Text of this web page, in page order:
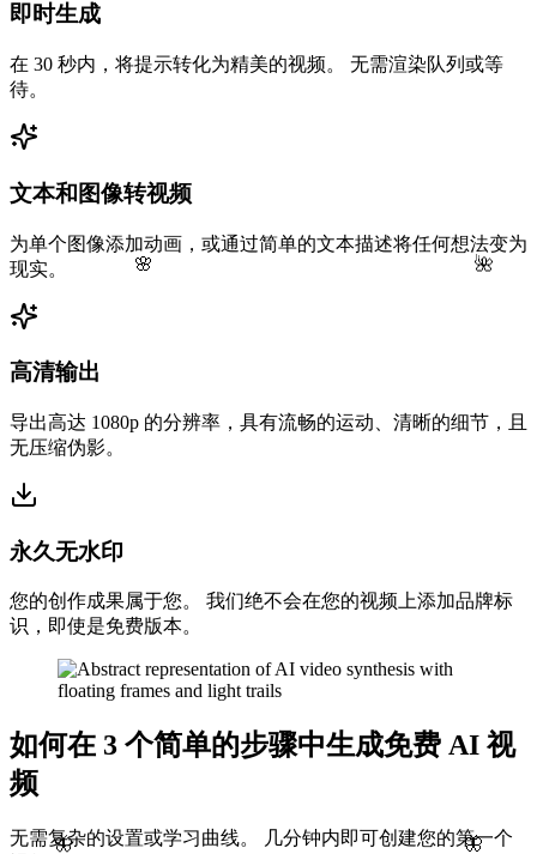
🦋
🌸
🦋
🌺
即时生成
在 30 秒内，将提示转化为精美的视频。 无需渲染队列或等
待。
文本和图像转视频
为单个图像添加动画，或通过简单的文本描述将任何想法变为
现实。
高清输出
导出高达 1080p 的分辨率，具有流畅的运动、清晰的细节，且
无压缩伪影。
永久无水印
您的创作成果属于您。 我们绝不会在您的视频上添加品牌标
识，即使是免费版本。
如何在 3 个简单的步骤中生成免费 AI 视
频
无需复杂的设置或学习曲线。 几分钟内即可创建您的第一个